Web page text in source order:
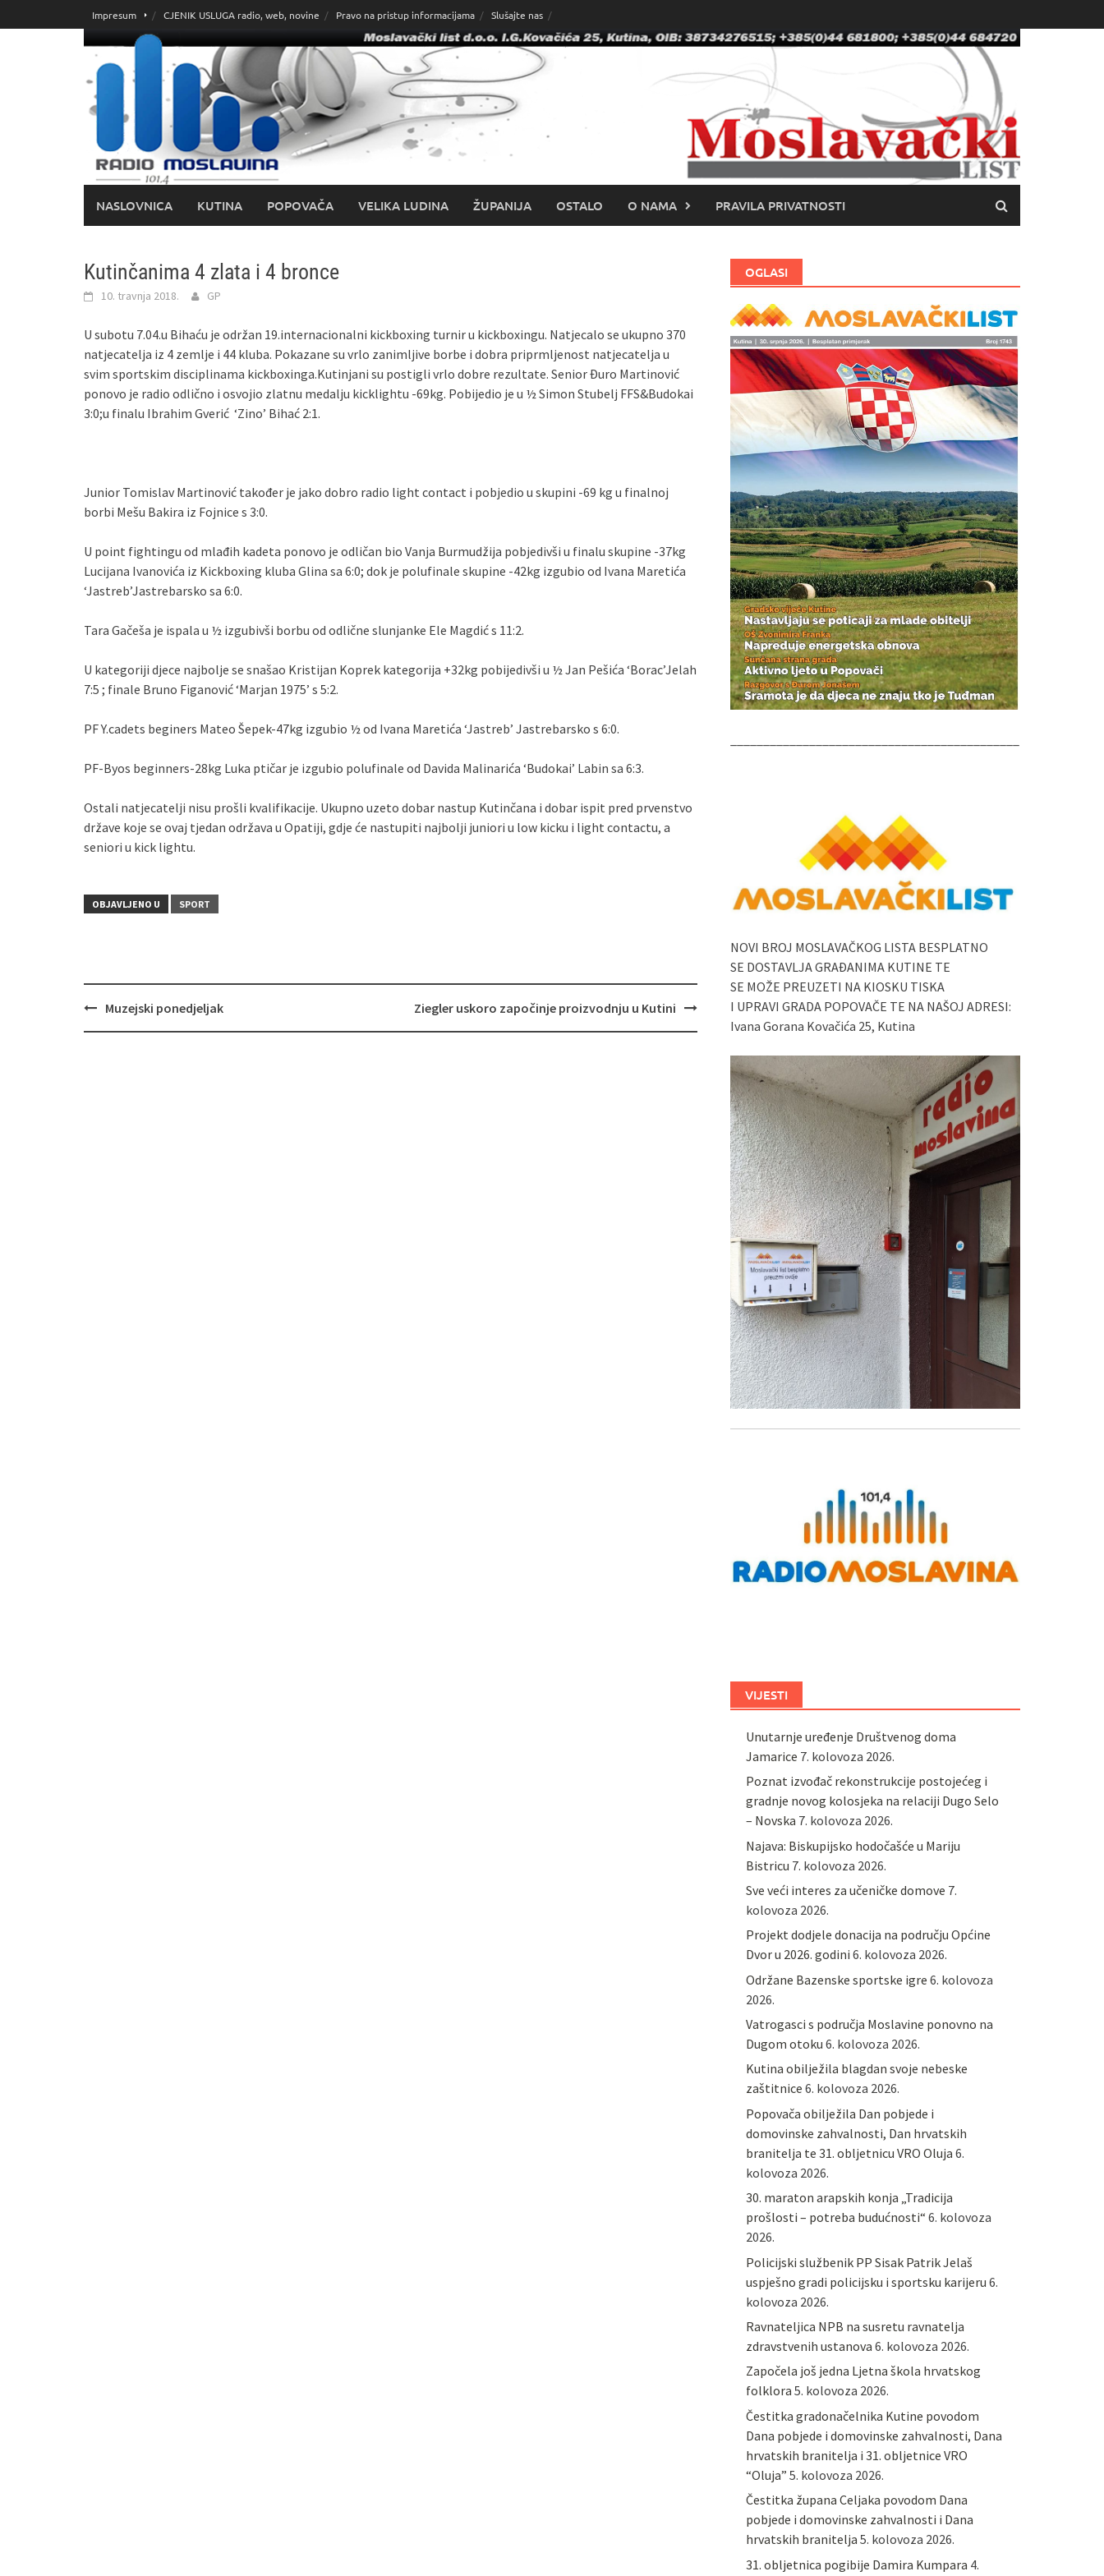
do
Impresum CJENIK USLUGA radio, web, novine Pravo na pristup informacijama Slušajte nas
NASLOVNICA KUTINA POPOVAČA VELIKA LUDINA ŽUPANIJA OSTALO O NAMA PRAVILA PRIVATNOSTI
Kutinčanima 4 zlata i 4 bronce
10. travnja 2018. GP
U subotu 7.04.u Bihaću je održan 19.internacionalni kickboxing turnir u kickboxingu. Natjecalo se ukupno 370
natjecatelja iz 4 zemlje i 44 kluba. Pokazane su vrlo zanimljive borbe i dobra priprmljenost natjecatelja u
svim sportskim disciplinama kickboxinga.Kutinjani su postigli vrlo dobre rezultate. Senior Đuro Martinović
ponovo je radio odlično i osvojio zlatnu medalju kicklightu -69kg. Pobijedio je u ½ Simon Stubelj FFS&Budokai
3:0;u finalu Ibrahim Gverić ‘Zino’ Bihać 2:1.
Junior Tomislav Martinović također je jako dobro radio light contact i pobjedio u skupini -69 kg u finalnoj
borbi Mešu Bakira iz Fojnice s 3:0.
U point fightingu od mlađih kadeta ponovo je odličan bio Vanja Burmudžija pobjedivši u finalu skupine -37kg
Lucijana Ivanovića iz Kickboxing kluba Glina sa 6:0; dok je polufinale skupine -42kg izgubio od Ivana Maretića
‘Jastreb’Jastrebarsko sa 6:0.
Tara Gačeša je ispala u ½ izgubivši borbu od odlične slunjanke Ele Magdić s 11:2.
U kategoriji djece najbolje se snašao Kristijan Koprek kategorija +32kg pobijedivši u ½ Jan Pešića ‘Borac’Jelah
7:5 ; finale Bruno Figanović ‘Marjan 1975’ s 5:2.
PF Y.cadets beginers Mateo Šepek-47kg izgubio ½ od Ivana Maretića ‘Jastreb’ Jastrebarsko s 6:0.
PF-Byos beginners-28kg Luka ptičar je izgubio polufinale od Davida Malinarića ‘Budokai’ Labin sa 6:3.
Ostali natjecatelji nisu prošli kvalifikacije. Ukupno uzeto dobar nastup Kutinčana i dobar ispit pred prvenstvo
države koje se ovaj tjedan održava u Opatiji, gdje će nastupiti najbolji juniori u low kicku i light contactu, a
seniori u kick lightu.
OBJAVLJENO U SPORT
Muzejski ponedjeljak Ziegler uskoro započinje proizvodnju u Kutini
OGLASI
NOVI BROJ MOSLAVAČKOG LISTA BESPLATNO
SE DOSTAVLJA GRAĐANIMA KUTINE TE
SE MOŽE PREUZETI NA KIOSKU TISKA
I UPRAVI GRADA POPOVAČE TE NA NAŠOJ ADRESI:
Ivana Gorana Kovačića 25, Kutina
VIJESTI
Unutarnje uređenje Društvenog doma
Jamarice 7. kolovoza 2026.
Poznat izvođač rekonstrukcije postojećeg i
gradnje novog kolosjeka na relaciji Dugo Selo
– Novska 7. kolovoza 2026.
Najava: Biskupijsko hodočašće u Mariju
Bistricu 7. kolovoza 2026.
Sve veći interes za učeničke domove 7.
kolovoza 2026.
Projekt dodjele donacija na području Općine
Dvor u 2026. godini 6. kolovoza 2026.
Održane Bazenske sportske igre 6. kolovoza
2026.
Vatrogasci s područja Moslavine ponovno na
Dugom otoku 6. kolovoza 2026.
Kutina obilježila blagdan svoje nebeske
zaštitnice 6. kolovoza 2026.
Popovača obilježila Dan pobjede i
domovinske zahvalnosti, Dan hrvatskih
branitelja te 31. obljetnicu VRO Oluja 6.
kolovoza 2026.
30. maraton arapskih konja „Tradicija
prošlosti – potreba budućnosti“ 6. kolovoza
2026.
Policijski službenik PP Sisak Patrik Jelaš
uspješno gradi policijsku i sportsku karijeru 6.
kolovoza 2026.
Ravnateljica NPB na susretu ravnatelja
zdravstvenih ustanova 6. kolovoza 2026.
Započela još jedna Ljetna škola hrvatskog
folklora 5. kolovoza 2026.
Čestitka gradonačelnika Kutine povodom
Dana pobjede i domovinske zahvalnosti, Dana
hrvatskih branitelja i 31. obljetnice VRO
“Oluja” 5. kolovoza 2026.
Čestitka župana Celjaka povodom Dana
pobjede i domovinske zahvalnosti i Dana
hrvatskih branitelja 5. kolovoza 2026.
31. obljetnica pogibije Damira Kumpara 4.